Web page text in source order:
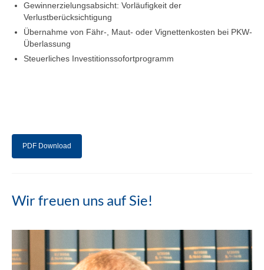
Gewinnerzielungsabsicht: Vorläufigkeit der
Verlustberücksichtigung
Übernahme von Fähr-, Maut- oder Vignettenkosten bei PKW-
Überlassung
Steuerliches Investitionssofortprogramm
PDF Download
Wir freuen uns auf Sie!